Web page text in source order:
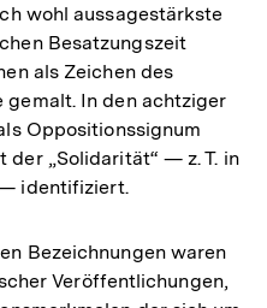
wohl aussagestärkste
Besatzungszeit
als Zeichen des
gemalt. In den achtziger
Oppositionssignum
der „Solidarität“ — z. T. in
identifiziert.
Bezeichnungen waren
Veröffentlichungen,